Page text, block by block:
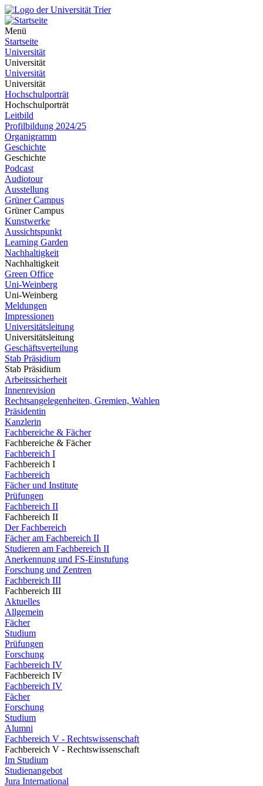
Menü
Startseite
Universität
Universität
Universität
Universität
Hochschulporträt
Hochschulporträt
Leitbild
Profilbildung 2024/25
Organigramm
Geschichte
Geschichte
Podcast
Audiotour
Ausstellung
Grüner Campus
Grüner Campus
Kunstwerke
Aussichtspunkt
Learning Garden
Nachhaltigkeit
Nachhaltigkeit
Green Office
Uni-Weinberg
Uni-Weinberg
Meldungen
Impressionen
Universitätsleitung
Universitätsleitung
Geschäftsverteilung
Stab Präsidium
Stab Präsidium
Arbeitssicherheit
Innenrevision
Rechtsangelegenheiten, Gremien, Wahlen
Präsidentin
Kanzlerin
Fachbereiche & Fächer
Fachbereiche & Fächer
Fachbereich I
Fachbereich I
Fachbereich
Fächer und Institute
Prüfungen
Fachbereich II
Fachbereich II
Der Fachbereich
Fächer am Fachbereich II
Studieren am Fachbereich II
Anerkennung und FS-Einstufung
Forschung und Zentren
Fachbereich III
Fachbereich III
Aktuelles
Allgemein
Fächer
Studium
Prüfungen
Forschung
Fachbereich IV
Fachbereich IV
Fachbereich IV
Fächer
Forschung
Studium
Alumni
Fachbereich V - Rechtswissenschaft
Fachbereich V - Rechtswissenschaft
Im Studium
Studienangebot
Jura International